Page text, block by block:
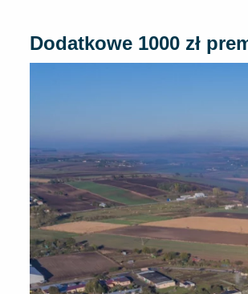
Dodatkowe 1000 zł